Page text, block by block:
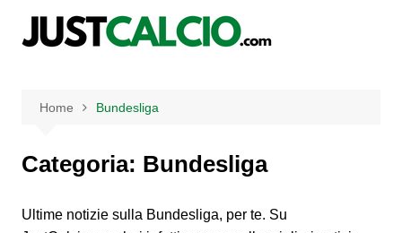
Home Bundesliga
Categoria: Bundesliga
Ultime notizie sulla Bundesliga, per te. Su